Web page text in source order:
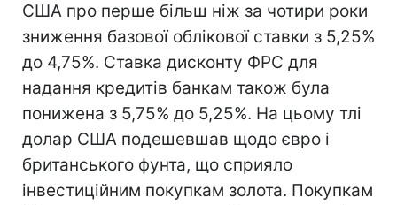
США про перше більш ніж за чотири роки
зниження базової облікової ставки з 5,25%
до 4,75%. Ставка дисконту ФРС для
надання кредитів банкам також була
понижена з 5,75% до 5,25%. На цьому тлі
долар США подешевшав щодо євро і
британського фунта, що сприяло
інвестиційним покупкам золота. Покупкам